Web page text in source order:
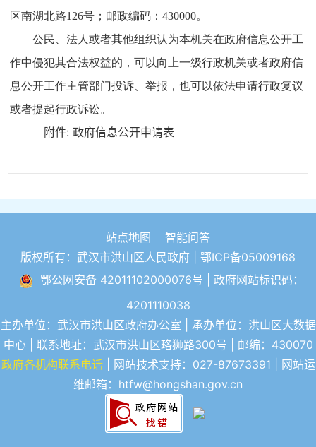
区南湖北路126号；邮政编码：430000。
公民、法人或者其他组织认为本机关在政府信息公开工
作中侵犯其合法权益的，可以向上一级行政机关或者政府信
息公开工作主管部门投诉、举报，也可以依法申请行政复议
或者提起行政诉讼。
附件: 政府信息公开申请表
站点地图
智能问答
版权所有：武汉市洪山区人民政府 | 鄂ICP备05009168
鄂公网安备 42011102000076号 | 政府网站标识码：
4201110038
主办单位：武汉市洪山区政府办公室 | 承办单位：洪山区大数据
中心 | 联系地址：武汉市洪山区珞狮路300号 | 邮编：430070
政府各机构联系电话| 网站技术支持：027-87673391 | 网站运
维邮箱：htfw@hongshan.gov.cn